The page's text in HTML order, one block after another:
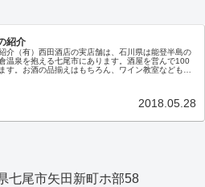
紹介
介（有）西田酒店の実店舗は、石川県は能登半島の
温泉を抱える七尾市にあります。酒屋を営んで100
す。お酒の品揃えはもちろん、ワイン教室なども随
2018.05.28
尾市矢田新町ホ部58